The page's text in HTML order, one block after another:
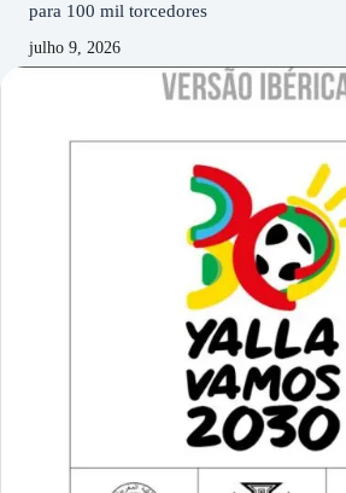
para 100 mil torcedores
julho 9, 2026